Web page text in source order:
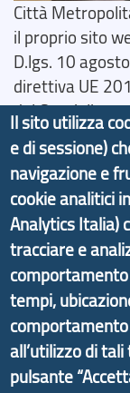
Città
il proprio sito
D.lgs. 10
direttiva UE
del Consiglio.
Dichiarazione
Il progetto
Il portale di
di Genova Città
partire dal
promosso dal
Il sito utilizza
e di sessione)
navigazione e
cookie analitici
Analytics Italia)
tracciare e
tempi,
all’utilizzo di
pulsante